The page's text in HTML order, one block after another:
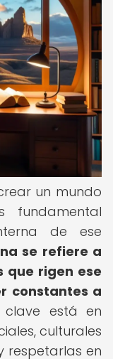
un mundo
de ese
se refiere a
que rigen ese
constantes a
clave está en
culturales
respetarlas en